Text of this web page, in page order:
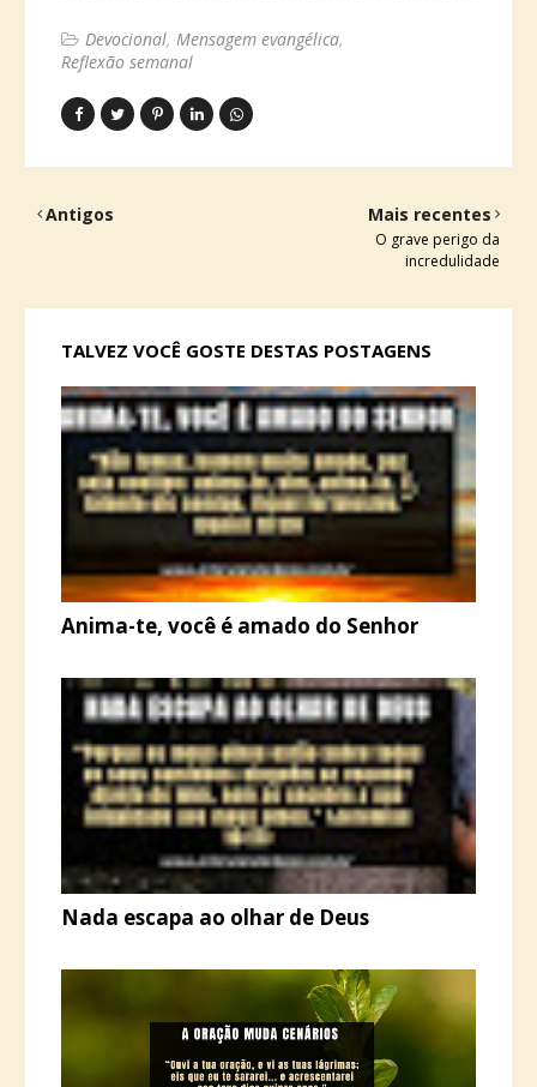
Devocional Mensagem evangélica
Reflexão semanal
Mais recentes
O grave perigo da
incredulidade
Antigos
TALVEZ VOCÊ GOSTE DESTAS POSTAGENS
Anima-te, você é amado do Senhor
Nada escapa ao olhar de Deus